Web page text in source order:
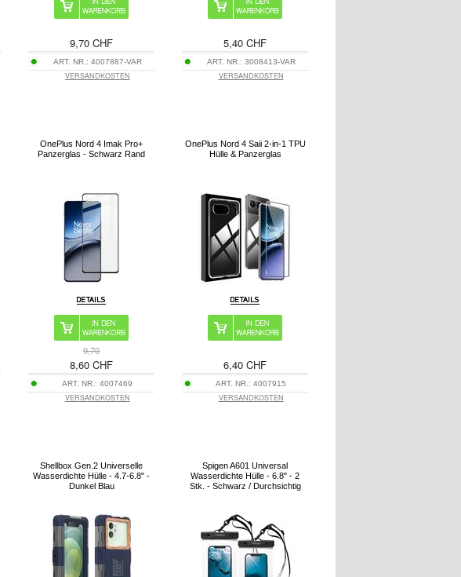
9,70 CHF
ART. NR.: 4007887-VAR
VERSANDKOSTEN
5,40 CHF
ART. NR.: 3008413-VAR
VERSANDKOSTEN
OnePlus Nord 4 Imak Pro+
Panzerglas - Schwarz Rand
9,70
8,60 CHF
ART. NR.:4007469
VERSANDKOSTEN
OnePlus Nord 4 Saii 2-in-1 TPU
Hülle & Panzerglas
6,40 CHF
ART. NR.:4007915
VERSANDKOSTEN
Shellbox Gen.2 Universelle
Wasserdichte Hülle - 4.7-6.8" -
Dunkel Blau
Spigen A601 Universal
Wasserdichte Hülle - 6.8" - 2
Stk. - Schwarz / Durchsichtig